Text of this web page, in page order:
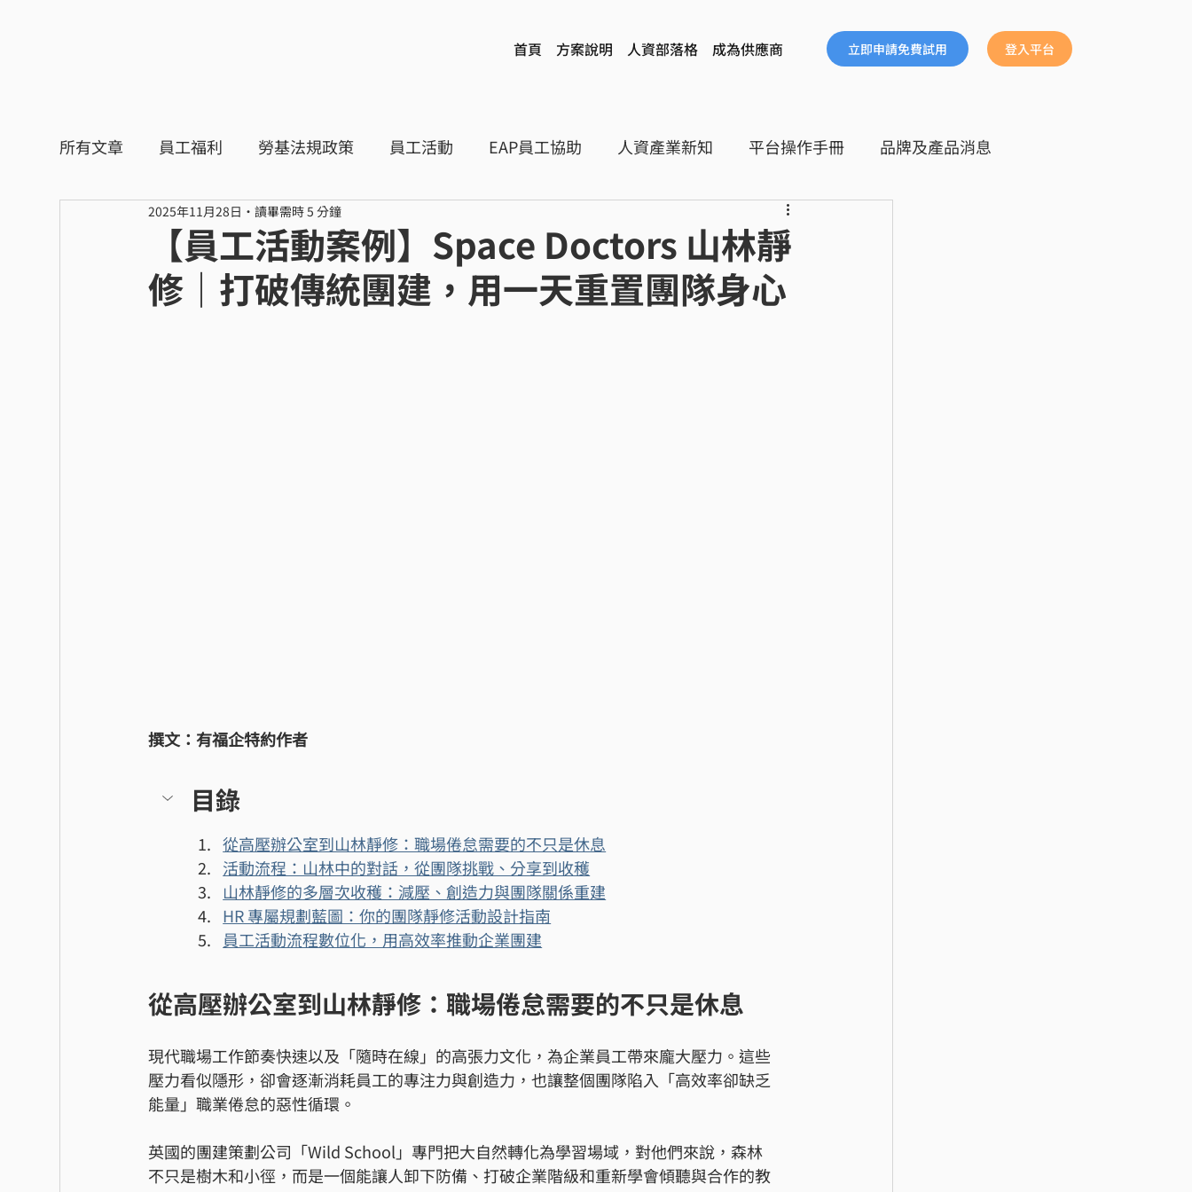
立即申請免費試用 登入平台
首頁 方案說明 人資部落格 成為供應商
所有文章 員工福利 勞基法規政策 員工活動 EAP員工協助 人資產業新知 平台操作手冊 品牌及產品消息
【員工活動案例】Space Doctors 山林靜
修｜打破傳統團建，用一天重置團隊身心
2025年11月28日 讀畢需時 5 分鐘
撰文：有福企特約作者
目錄
從高壓辦公室到山林靜修：職場倦怠需要的不只是休息
活動流程：山林中的對話，從團隊挑戰、分享到收穫
山林靜修的多層次收穫：減壓、創造力與團隊關係重建
HR 專屬規劃藍圖：你的團隊靜修活動設計指南
員工活動流程數位化，用高效率推動企業團建
從高壓辦公室到山林靜修：職場倦怠需要的不只是休息
現代職場工作節奏快速以及「隨時在線」的高張力文化，為企業員工帶來龐大壓力。這些
壓力看似隱形，卻會逐漸消耗員工的專注力與創造力，也讓整個團隊陷入「高效率卻缺乏
能量」職業倦怠的惡性循環。
英國的團建策劃公司「Wild School」專門把大自然轉化為學習場域，對他們來說，森林
不只是樹木和小徑，而是一個能讓人卸下防備、打破企業階級和重新學會傾聽與合作的教